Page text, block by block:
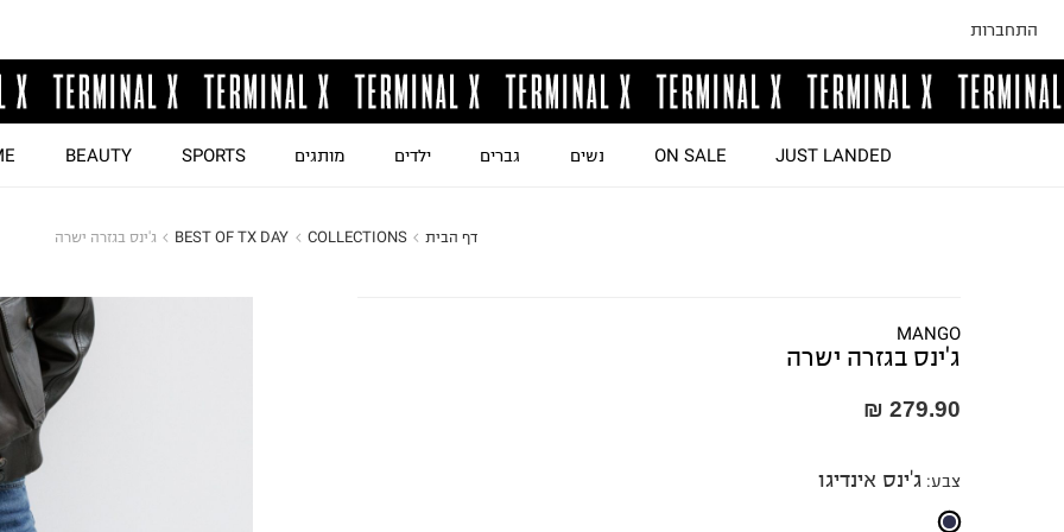
התחברות
JUST LANDED
ON SALE נשים גברים ילדים מותגים SPORTS
BEAUTY
דף הבית COLLECTIONS
BEST OF TX DAY ג'ינס בגזרה ישרה
MANGO
ג'ינס בגזרה ישרה
279.90 ₪
צבע: ג'ינס אינדיגו